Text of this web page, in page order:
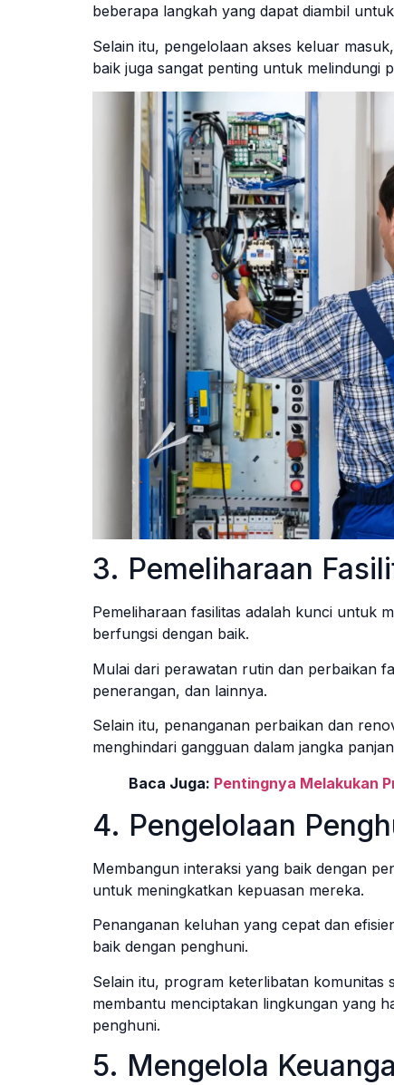
beberapa langkah yang dapat diambil
Selain itu, pengelolaan akses keluar
baik juga sangat penting untuk melindungi
3. Pemeliharaan
Pemeliharaan fasilitas adalah kunci untuk
berfungsi dengan baik.
Mulai dari perawatan rutin dan perbaikan
penerangan, dan lainnya.
Selain itu, penanganan perbaikan dan
menghindari gangguan dalam jangka
Baca Juga: Pentingnya Melakukan
4. Pengelolaan
Membangun interaksi yang baik dengan
untuk meningkatkan kepuasan mereka.
Penanganan keluhan yang cepat dan
baik dengan penghuni.
Selain itu, program keterlibatan komunitas
membantu menciptakan lingkungan yang
penghuni.
5. Mengelola